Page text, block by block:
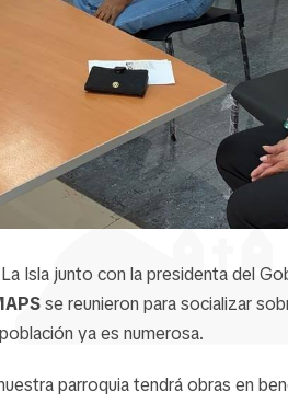
Isla junto con la presidenta del
se reunieron para socializar
ya es numerosa.
parroquia tendrá obras en